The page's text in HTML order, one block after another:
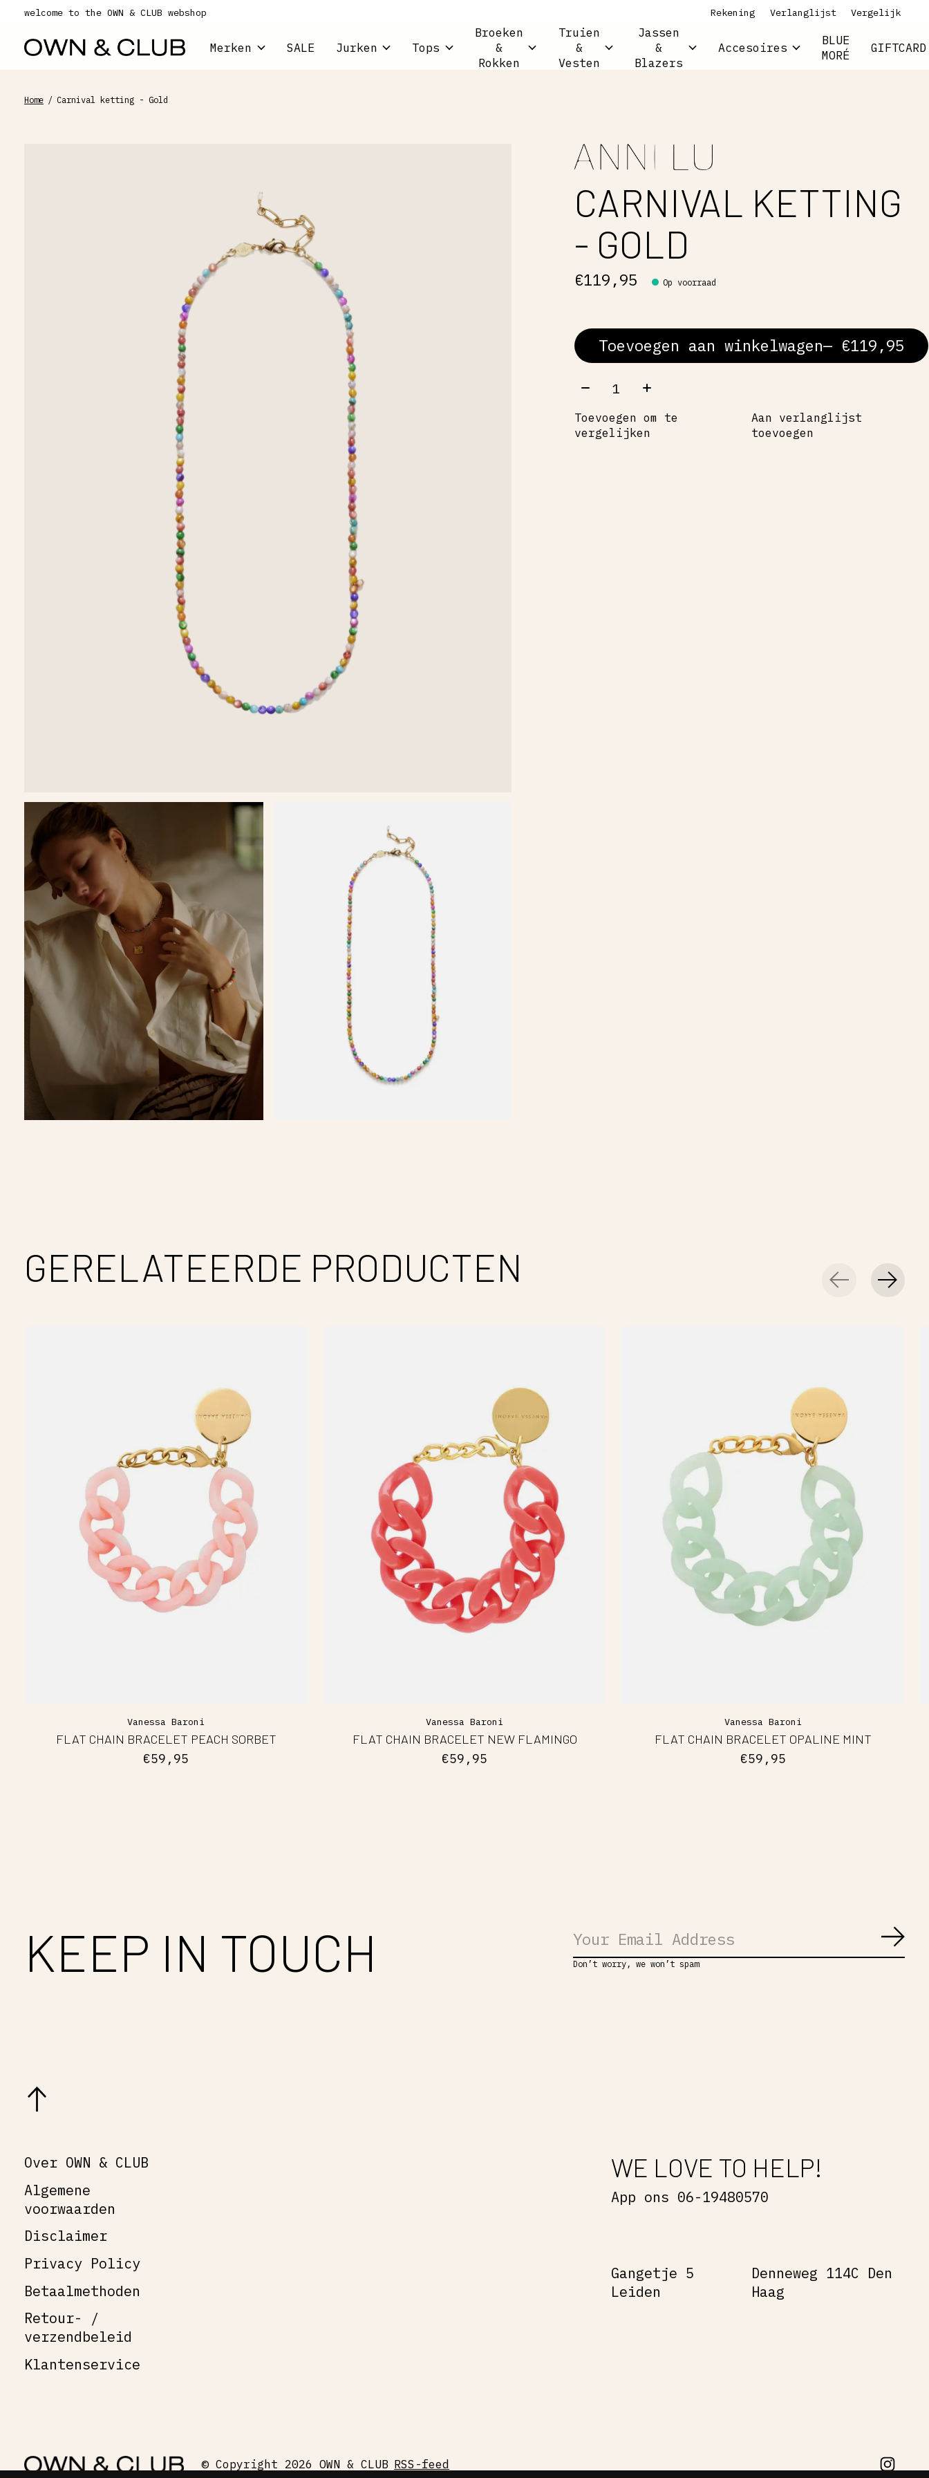
welcome to the OWN & CLUB webshop Rekening Verlanglijst Vergelijk
Merken SALE Jurken Tops
Broeken
&
Rokken
Truien
&
Vesten
Jassen
&
Blazers
Accesoires
BLUE
MORÉ
GIFTCARD
Home / Carnival ketting - Gold
CARNIVAL KETTING
- GOLD
€119,95 Op voorraad
Toevoegen aan winkelwagen
— €119,95
Aantal:
Toevoegen om te
vergelijken
Aan verlanglijst
toevoegen
GERELATEERDE PRODUCTEN
Vanessa Baroni
FLAT CHAIN BRACELET PEACH SORBET
€59,95
Vanessa Baroni
FLAT CHAIN BRACELET NEW FLAMINGO
€59,95
Vanessa Baroni
FLAT CHAIN BRACELET OPALINE MINT
€59,95
KEEP IN TOUCH Don’t worry, we won’t spam
Over OWN & CLUB
Algemene
voorwaarden
Disclaimer
Privacy Policy
Betaalmethoden
Retour- /
verzendbeleid
Klantenservice
WE LOVE TO HELP!
App ons 06-19480570
Gangetje 5
Leiden
Denneweg 114C Den
Haag
© Copyright 2026 OWN & CLUB RSS-feed